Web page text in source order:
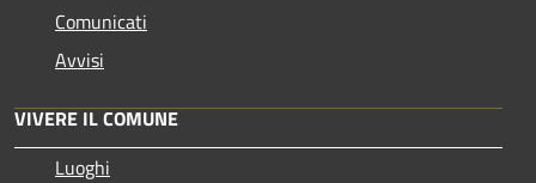
Comunicati
Avvisi
VIVERE IL COMUNE
Luoghi